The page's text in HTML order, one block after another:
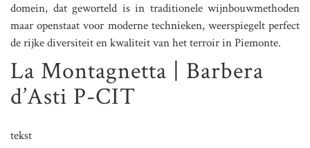
domein, dat geworteld is in traditionele wijnbouwmethoden
maar openstaat voor moderne technieken, weerspiegelt perfect
de rijke diversiteit en kwaliteit van het terroir in Piemonte.
La Montagnetta | Barbera
d’Asti P-CIT
tekst